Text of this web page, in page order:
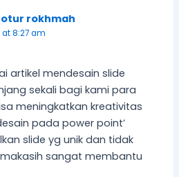
rokhmah
at 8:27 am
artikel mendesain slide
sekali bagi kami para
meningkatkan kreativitas
pada power point’
slide yg unik dan tidak
sangat membantu